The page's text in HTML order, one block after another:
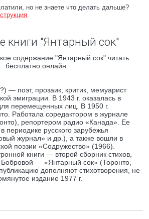
но не знаете что делать дальше?
.
книги "Янтарный сок"
содержание "Янтарный сок" читать
бесплатно онлайн.
— поэт, прозаик, критик, мемуарист
эмиграции. В 1943 г. оказалась в
перемещенных лиц. В 1950 г.
Работала соредактором в журнале
репортером радио «Канада». Ее
периодике русского зарубежья
журнал» и др.), а также вошли в
поэзии «Содружество» (1966).
книги — второй сборник стихов,
— «Янтарный сок» (Торонто,
дополняют стихотворения, не
издание 1977 г.